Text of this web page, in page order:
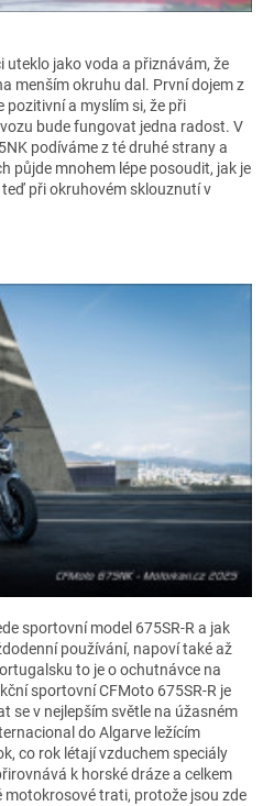
uteklo jako voda a přiznávám, že
menším okruhu dal. První dojem z
pozitivní a myslím si, že při
bude fungovat jedna radost. V
podíváme z té druhé strany a
půjde mnohem lépe posoudit, jak je
při okruhovém sklouznutí v
sportovní model 675SR-R a jak
používání, napoví také až
to je o ochutnávce na
sportovní CFMoto 675SR-R je
se v nejlepším světle na úžasném
do Algarve ležícím
co rok létají vzduchem speciály
k horské dráze a celkem
trati, protože jsou zde